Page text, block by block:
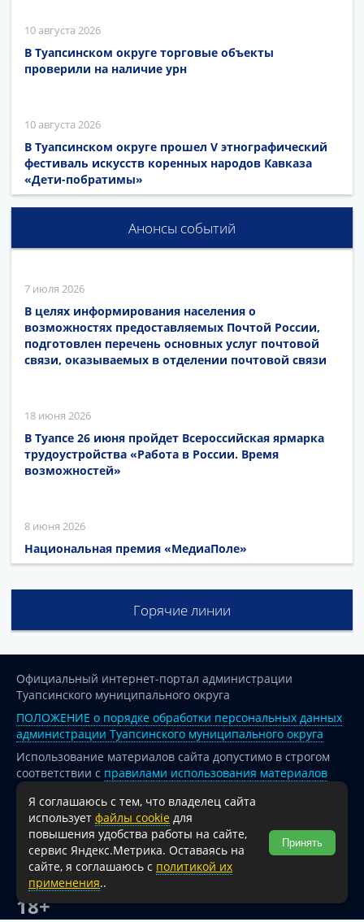
10 августа 2026
В Туапсинском округе торговые объекты
проверили на наличие урн
10 августа 2026
В Туапсинском округе прошел V этнографический
фестиваль искусств коренных народов Кавказа
«Дети-побратимы»
Анонсы событий
7 июля 2026
В целях информирования населения о
возможностях предоставляемых Почтой России,
подготовлен перечень основных услуг почтовой
связи, оказываемых в отделении почтовой связи
18 июня 2026
В Туапсе 26 июня пройдет Всероссийская ярмарка
трудоустройства «Работа в России. Время
возможностей»
8 июня 2026
Национальная премия «МедиаПоле»
Горячие линии
Официальный интернет-портал администрации
Туапсинского муниципального округа
ПОЛОЖЕНИЕ о порядке обработки персональных данных
администрации Туапсинского муниципального округа
Использование материалов сайта допустимо в строгом
соответствии с правилами использования материалов
опубликованных на сайте
При перепечатке и использовании информации ссылка
на источник обязательна.
Для сайтов и страниц сети Интернет обязательна
активная гиперссылка на официальный интернет-портал
администрации Туапсинского муниципального округа.
18+
Я соглашаюсь с тем, что владелец сайта
использует файлы cookie для
повышения удобства работы на сайте,
сервис Яндекс.Метрика. Оставаясь на
сайте, я соглашаюсь с политикой их
применения..
Принять